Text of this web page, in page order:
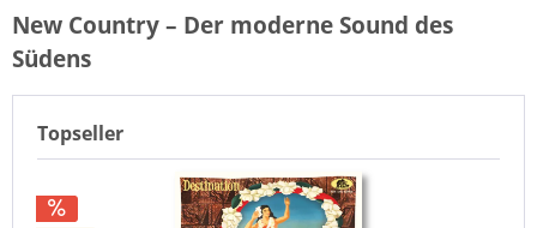
New Country – Der moderne Sound des
Südens
Topseller